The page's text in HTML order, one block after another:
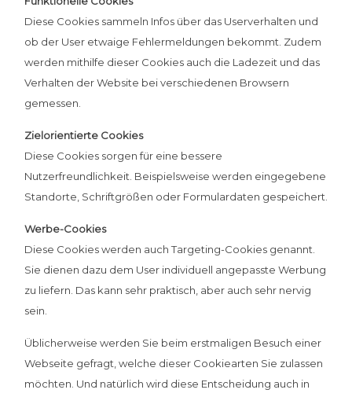
Diese Cookies sammeln Infos über das Userverhalten und
ob der User etwaige Fehlermeldungen bekommt. Zudem
werden mithilfe dieser Cookies auch die Ladezeit und das
Verhalten der Website bei verschiedenen Browsern
gemessen.
Zielorientierte Cookies
Diese Cookies sorgen für eine bessere
Nutzerfreundlichkeit. Beispielsweise werden eingegebene
Standorte, Schriftgrößen oder Formulardaten gespeichert.
Werbe-Cookies
Diese Cookies werden auch Targeting-Cookies genannt.
Sie dienen dazu dem User individuell angepasste Werbung
zu liefern. Das kann sehr praktisch, aber auch sehr nervig
sein.
Üblicherweise werden Sie beim erstmaligen Besuch einer
Webseite gefragt, welche dieser Cookiearten Sie zulassen
möchten. Und natürlich wird diese Entscheidung auch in